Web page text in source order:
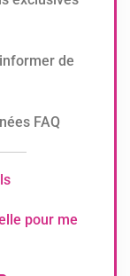
de
FAQ
pour me